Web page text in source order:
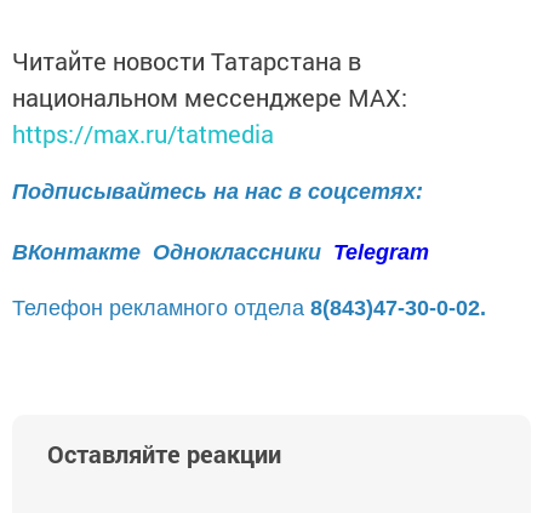
Читайте новости Татарстана в
национальном мессенджере MАХ:
https://max.ru/tatmedia
Подписывайтесь на нас в соцсетях:
ВКонтакте Одноклассники Telegram
Телефон рекламного отдела 8(843)47-30-0-02.
Оставляйте реакции